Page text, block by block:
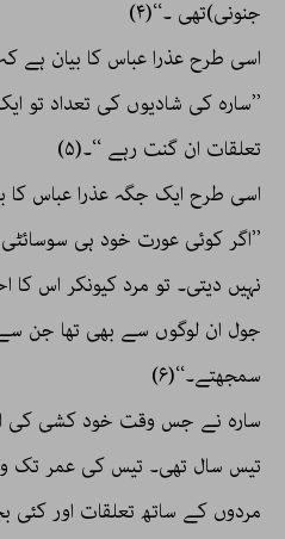
جنونی)تھی ۔‘‘(۴)
اسی طرح عذرا عباس کا بیان ہے
’’سارہ کی شادیوں کی تعداد
تعلقات ان گنت رہے ‘‘۔(۵)
اسی طرح ایک جگہ عذرا عباس
’’اگر کوئی عورت خود ہی
نہیں دیتی۔ تو مرد کیونکر اس کا
جول ان لوگوں سے بھی تھا جن
سمجھتے۔‘‘(۶)
سارہ نے جس وقت خود کشی
تیس سال تھی۔ تیس کی عمر تک
مردوں کے ساتھ تعلقات اور